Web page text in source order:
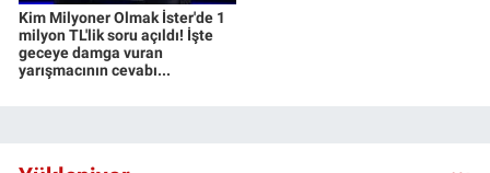
Kim Milyoner Olmak İster'de 1
milyon TL'lik soru açıldı! İşte
geceye damga vuran
yarışmacının cevabı...